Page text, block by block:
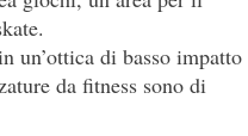
un’ottica di basso impatto
da fitness sono di